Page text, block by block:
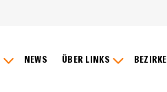
NEWS ÜBER LINKS BEZIRKE